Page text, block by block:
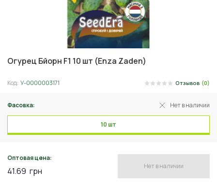
Огурец Бйорн F1 10 шт (Enza Zaden)
Код: У-0000003171 Отзывов (0)
Фасовка: Нет в наличии
10 шт
Оптовая цена:
41.69 грн Нет в наличии